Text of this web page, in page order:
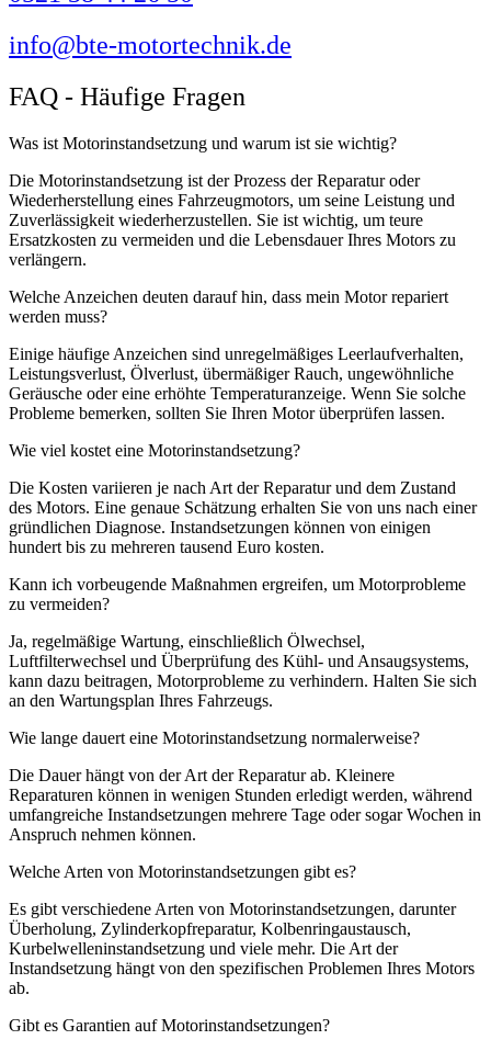
info@bte-motortechnik.de
FAQ - Häufige Fragen
Was ist Motorinstandsetzung und warum ist sie wichtig?
Die Motorinstandsetzung ist der Prozess der Reparatur oder
Wiederherstellung eines Fahrzeugmotors, um seine Leistung und
Zuverlässigkeit wiederherzustellen. Sie ist wichtig, um teure
Ersatzkosten zu vermeiden und die Lebensdauer Ihres Motors zu
verlängern.
Welche Anzeichen deuten darauf hin, dass mein Motor repariert
werden muss?
Einige häufige Anzeichen sind unregelmäßiges Leerlaufverhalten,
Leistungsverlust, Ölverlust, übermäßiger Rauch, ungewöhnliche
Geräusche oder eine erhöhte Temperaturanzeige. Wenn Sie solche
Probleme bemerken, sollten Sie Ihren Motor überprüfen lassen.
Wie viel kostet eine Motorinstandsetzung?
Die Kosten variieren je nach Art der Reparatur und dem Zustand
des Motors. Eine genaue Schätzung erhalten Sie von uns nach einer
gründlichen Diagnose. Instandsetzungen können von einigen
hundert bis zu mehreren tausend Euro kosten.
Kann ich vorbeugende Maßnahmen ergreifen, um Motorprobleme
zu vermeiden?
Ja, regelmäßige Wartung, einschließlich Ölwechsel,
Luftfilterwechsel und Überprüfung des Kühl- und Ansaugsystems,
kann dazu beitragen, Motorprobleme zu verhindern. Halten Sie sich
an den Wartungsplan Ihres Fahrzeugs.
Wie lange dauert eine Motorinstandsetzung normalerweise?
Die Dauer hängt von der Art der Reparatur ab. Kleinere
Reparaturen können in wenigen Stunden erledigt werden, während
umfangreiche Instandsetzungen mehrere Tage oder sogar Wochen in
Anspruch nehmen können.
Welche Arten von Motorinstandsetzungen gibt es?
Es gibt verschiedene Arten von Motorinstandsetzungen, darunter
Überholung, Zylinderkopfreparatur, Kolbenringaustausch,
Kurbelwelleninstandsetzung und viele mehr. Die Art der
Instandsetzung hängt von den spezifischen Problemen Ihres Motors
ab.
Gibt es Garantien auf Motorinstandsetzungen?